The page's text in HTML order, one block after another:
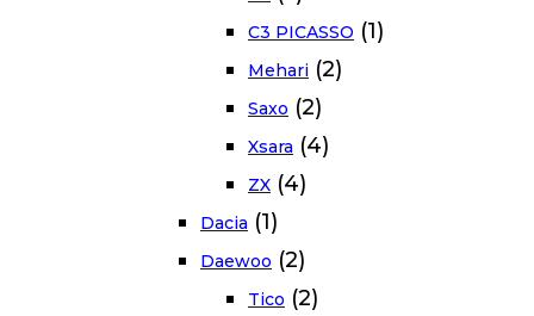
C3 PICASSO (1)
Mehari (2)
Saxo (2)
Xsara (4)
ZX (4)
Dacia (1)
Daewoo (2)
Tico (2)